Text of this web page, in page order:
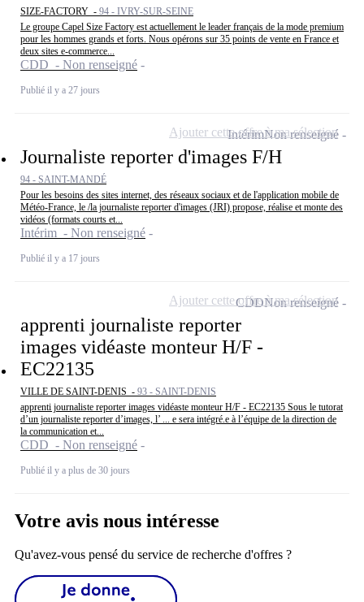
SIZE-FACTORY - 94 - IVRY-SUR-SEINE
Le groupe Capel Size Factory est actuellement le leader français de la mode premium
pour les hommes grands et forts. Nous opérons sur 35 points de vente en France et
deux sites e-commerce...
CDD - Non renseigné
Publié il y a 27 jours
Journaliste reporter d'images F/H
94 - SAINT-MANDÉ
Pour les besoins des sites internet, des réseaux sociaux et de l'application mobile de
Météo-France, le /la journaliste reporter d'images (JRI) propose, réalise et monte des
vidéos (formats courts et...
Intérim - Non renseigné
Publié il y a 17 jours
IntérimNon renseigné
Ajouter cette offre à ma sélection
apprenti journaliste reporter
images vidéaste monteur H/F -
EC22135
VILLE DE SAINT-DENIS - 93 - SAINT-DENIS
apprenti journaliste reporter images vidéaste monteur H/F - EC22135 Sous le tutorat
d’un journaliste reporter d’images, l’ ... e sera intégré.e à l’équipe de la direction de
la communication et...
CDD - Non renseigné
Publié il y a plus de 30 jours
CDDNon renseigné
Ajouter cette offre à ma sélection
Votre avis nous intéresse
Qu'avez-vous pensé du service de recherche d'offres ?